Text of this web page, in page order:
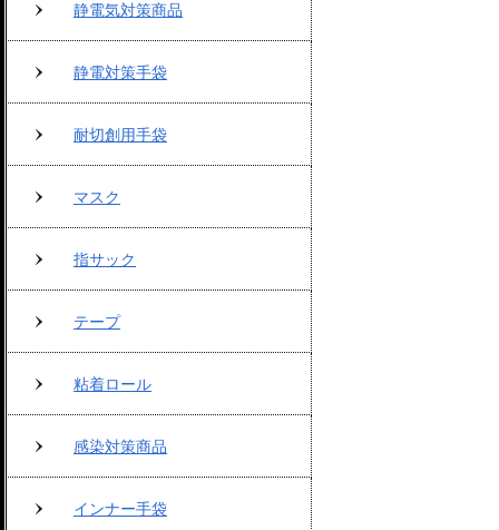
静電気対策商品
静電対策手袋
耐切創用手袋
マスク
指サック
テープ
粘着ロール
感染対策商品
インナー手袋